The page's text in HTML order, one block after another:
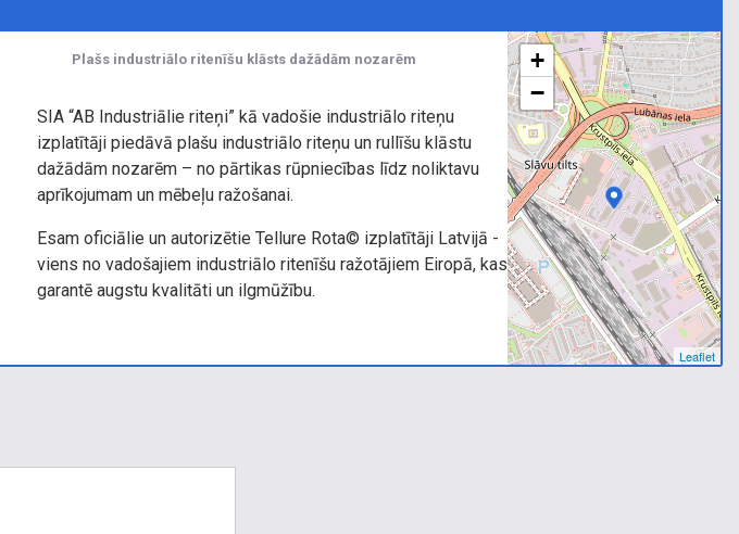
Plašs industriālo ritenīšu klāsts dažādām nozarēm
SIA “AB Industriālie riteņi” kā vadošie industriālo riteņu
izplatītāji piedāvā plašu industriālo riteņu un rullīšu klāstu
dažādām nozarēm – no pārtikas rūpniecības līdz noliktavu
aprīkojumam un mēbeļu ražošanai.
Esam oficiālie un autorizētie Tellure Rota© izplatītāji Latvijā -
viens no vadošajiem industriālo ritenīšu ražotājiem Eiropā, kas
garantē augstu kvalitāti un ilgmūžību.
+
−
Leaflet